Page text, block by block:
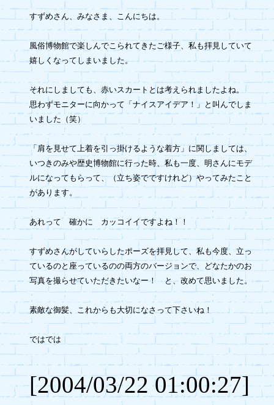
すずめさん、みなさま、こんにちは。
風俗博物館で楽しんでこられてきたご様子、私も拝見していて
嬉しくなってしまいました。
それにしましても、赤いスカートとは考えられましたよね。
思わずモニターに向かって「ナイスアイデア！」と叫んでしま
いました（笑）
「肩を見せて上着を引っ掛けるような着方」に関しましては、
いつきのみや歴史博物館に行った時、私も一度、明さんにモデ
ルになってもらって、（立ち姿でですけれど）やってみたこと
があります。
あれって　確かに　カッコイイですよね！！
すずめさんがしていらしたポーズを拝見して、私も今度、立っ
ているのと座っているのの両方のバージョンで、どなたかのお
写真を撮らせていただきたいなー！　と、改めて思いました。
素敵な御髪、これからも大切になさって下さいね！
ではでは
[2004/03/22 01:00:27]